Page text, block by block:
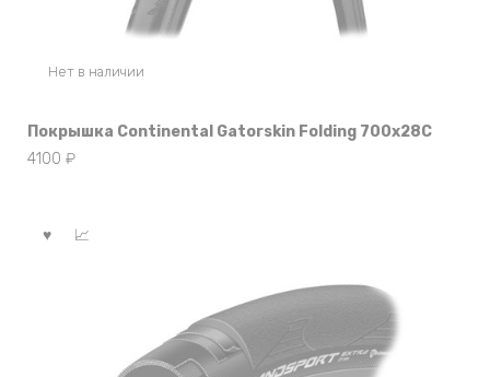
Нет в наличии
Покрышка Continental Gatorskin Folding 700x28C
4100 ₽